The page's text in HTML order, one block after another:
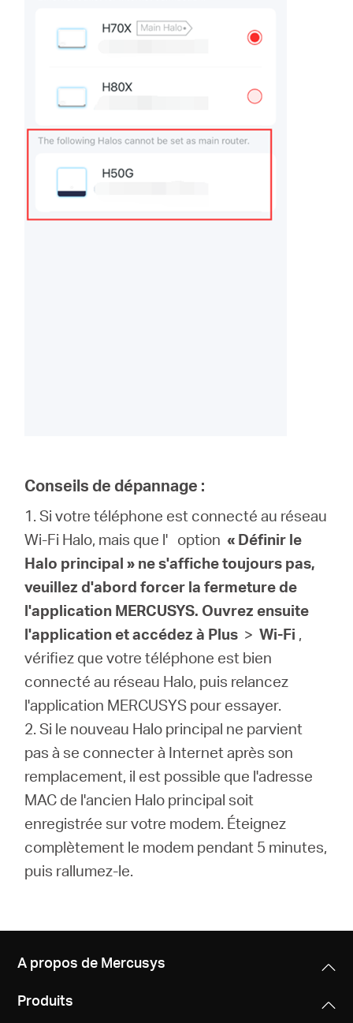
Conseils de dépannage :
1. Si votre téléphone est connecté au réseau
Wi-Fi Halo, mais que l' option « Définir le
Halo principal » ne s'affiche toujours pas,
veuillez d'abord forcer la fermeture de
l'application MERCUSYS. Ouvrez ensuite
l'application et accédez à Plus >Wi-Fi ,
vérifiez que votre téléphone est bien
connecté au réseau Halo, puis relancez
l'application MERCUSYS pour essayer.
2. Si le nouveau Halo principal ne parvient
pas à se connecter à Internet après son
remplacement, il est possible que l'adresse
MAC de l'ancien Halo principal soit
enregistrée sur votre modem. Éteignez
complètement le modem pendant 5 minutes,
puis rallumez-le.
A propos de Mercusys
Produits